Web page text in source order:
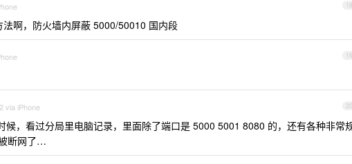
18
啊，防火墙内屏蔽 5000/50010 国内段
19
20
via iPhone
候，看过分局里电脑记录，里面除了端口是 5000 5001 8080 的，还有各种非常
断网了…